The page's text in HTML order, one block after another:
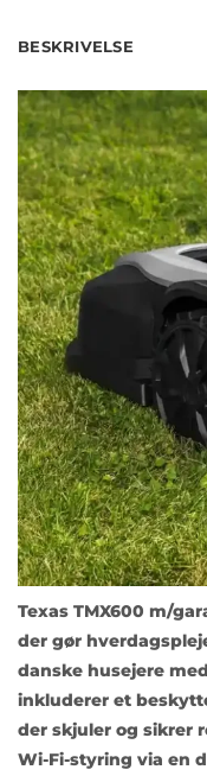
BESKRIVELSE
Texas TMX600 m/
der gør
danske husejere
inkluderer et
der skjuler og sikrer
Wi-Fi-styring via en